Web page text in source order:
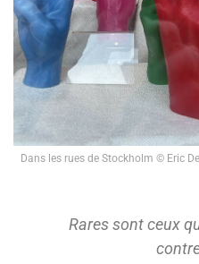
Dans les rues de Stockholm © Eric
Rares sont ceux